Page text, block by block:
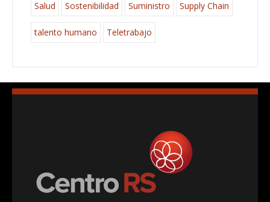
Salud Sostenibilidad Suministro Supply Chain
talento humano Teletrabajo